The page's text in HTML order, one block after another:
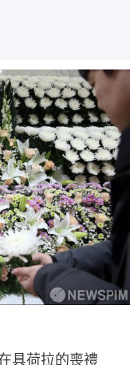
具荷拉的喪禮